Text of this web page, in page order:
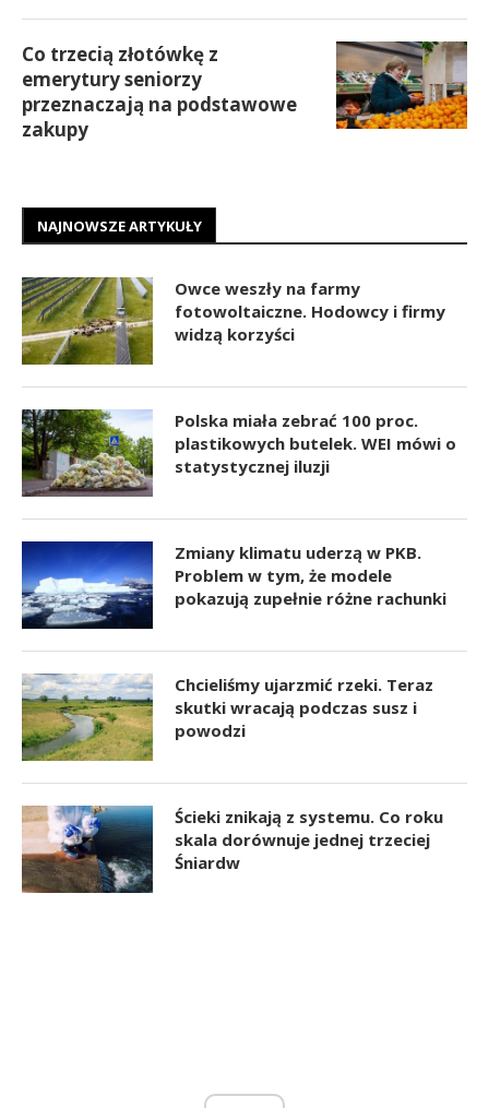
Co trzecią złotówkę z
emerytury seniorzy
przeznaczają na podstawowe
zakupy
NAJNOWSZE ARTYKUŁY
Owce weszły na farmy
fotowoltaiczne. Hodowcy i firmy
widzą korzyści
Polska miała zebrać 100 proc.
plastikowych butelek. WEI mówi o
statystycznej iluzji
Zmiany klimatu uderzą w PKB.
Problem w tym, że modele
pokazują zupełnie różne rachunki
Chcieliśmy ujarzmić rzeki. Teraz
skutki wracają podczas susz i
powodzi
Ścieki znikają z systemu. Co roku
skala dorównuje jednej trzeciej
Śniardw